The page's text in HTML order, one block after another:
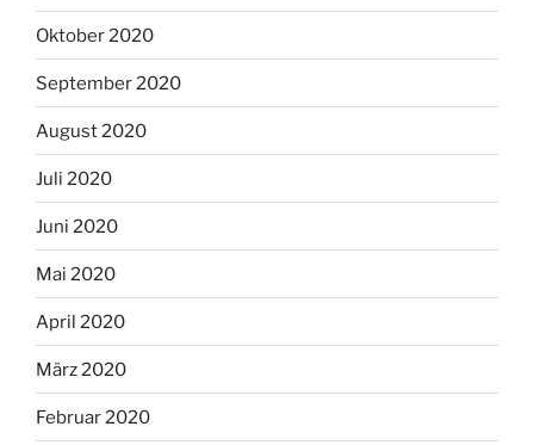
Oktober 2020
September 2020
August 2020
Juli 2020
Juni 2020
Mai 2020
April 2020
März 2020
Februar 2020